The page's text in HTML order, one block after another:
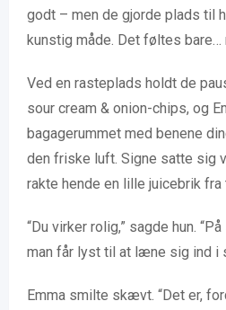
godt – men de gjorde plads til
kunstig måde. Det føltes bare…
Ved en rasteplads holdt de
sour cream & onion-chips, og
bagagerummet med benene
den friske luft. Signe satte sig
rakte hende en lille juicebrik fra
“Du virker rolig,” sagde hun.
man får lyst til at læne sig ind i
Emma smilte skævt. “Det er,